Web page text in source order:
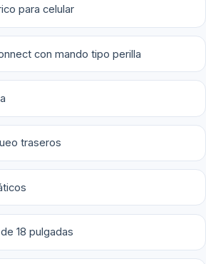
para celular
con mando tipo perilla
traseros
18 pulgadas